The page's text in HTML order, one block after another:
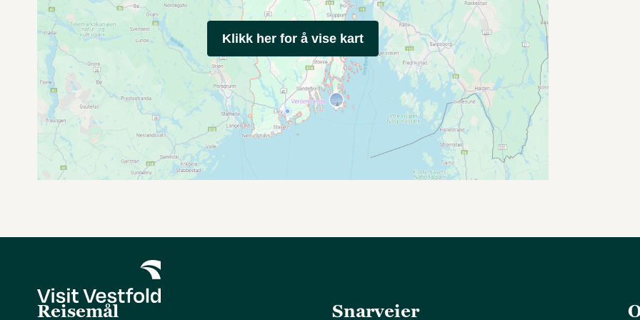
Klikk her for å vise kart
Reisemål Snarveier